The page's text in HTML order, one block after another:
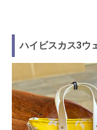
ハイビスカス3ウ